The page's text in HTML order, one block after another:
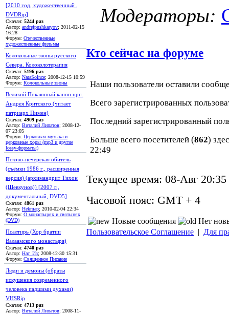
[2010 год, художественный ,
DVDRip]
Скачан: 5244 раз
Автор: andrejpushkaryov; 2011-02-15
16:28
Форум: Отечественные
художественные фильмы
Колокольные звоны русского
Севера. Колоколотерапия
Скачан: 5196 раз
Автор: NataSolnce; 2008-12-15 10:59
Форум: Колокольные звоны
Великий Покаянный канон прп.
Андрея Критского (читает
патриарх Пимен)
Скачан: 4909 раз
Автор: Виталий Липатов; 2008-12-
07 23:05
Форум: Церковная музыка и
церковные хоры (mp3 и другие
lossy-форматы)
Псково-печерская обитель
(съёмки 1986 г., расширенная
версия) (архимандрит Тихон
(Шевкунов)) [2007 г.,
документальный, DVD5]
Скачан: 4861 раз
Автор: Hekmap; 2010-02-04 22:34
Форум: О монастырях и святынях
(DVD)
Псалтирь (Хор братии
Валаамского монастыря)
Скачан: 4740 раз
Автор: Нат_Из; 2008-12-30 15:31
Форум: Священное Писание
Люди и демоны (образы
искушения современного
человека падшими духами)
VHSRip
Скачан: 4713 раз
Автор: Виталий Липатов; 2008-11-
Модераторы:
Кто сейчас на форуме
Наши пользователи оставили
Всего зарегистрированных
Последний зарегистрированный
Больше всего посетителей (862)
22:49
Текущее время: 08-Авг 20:35
Часовой пояс: GMT + 4
Новые сообщения
Нет
Пользовательское Соглашение | Для